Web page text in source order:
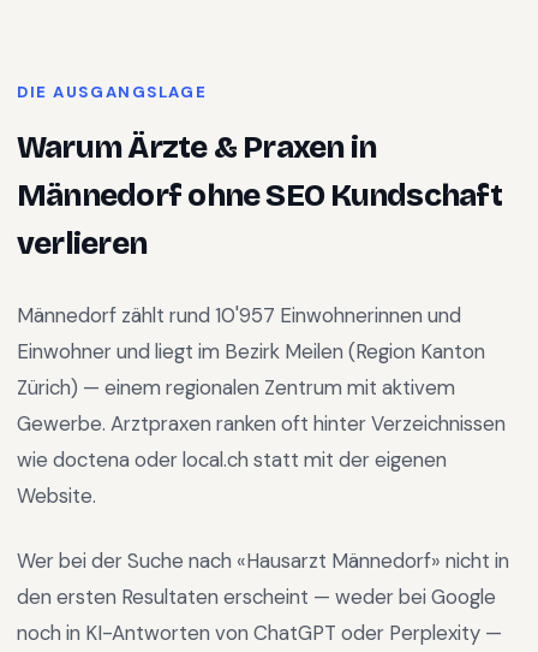
DIE AUSGANGSLAGE
WarumÄrzte & Praxenin
Männedorfohne SEO Kundschaft
verlieren
Männedorf zählt rund 10'957 Einwohnerinnen und
Einwohner und liegt im Bezirk Meilen (Region Kanton
Zürich) — einem regionalen Zentrum mit aktivem
Gewerbe. Arztpraxen ranken oft hinter Verzeichnissen
wie doctena oder local.ch statt mit der eigenen
Website.
Wer bei der Suche nach «Hausarzt Männedorf» nicht in
den ersten Resultaten erscheint — weder bei Google
noch in KI-Antworten von ChatGPT oder Perplexity —